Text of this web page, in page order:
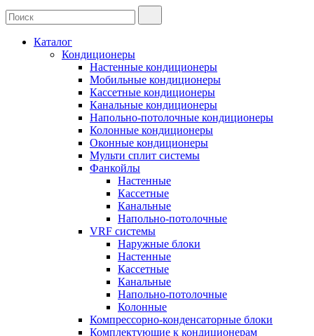
Каталог
Кондиционеры
Настенные кондиционеры
Мобильные кондиционеры
Кассетные кондиционеры
Канальные кондиционеры
Напольно-потолочные кондиционеры
Колонные кондиционеры
Оконные кондиционеры
Мульти сплит системы
Фанкойлы
Настенные
Кассетные
Канальные
Напольно-потолочные
VRF системы
Наружные блоки
Настенные
Кассетные
Канальные
Напольно-потолочные
Колонные
Компрессорно-конденсаторные блоки
Комплектующие к кондиционерам